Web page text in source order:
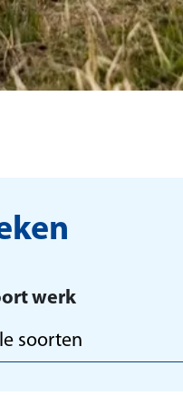
werk